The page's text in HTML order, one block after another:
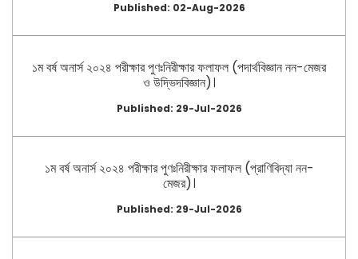
Published: 02-Aug-2026
১ম বর্ষ অনার্স ২০২৪ পরীক্ষার পুণঃনিরীক্ষার ফলাফল (পদার্থবিজ্ঞান নন-মেজর
ও উদ্ভিদবিজ্ঞান)।
Published: 29-Jul-2026
১ম বর্ষ অনার্স ২০২৪ পরীক্ষার পুণঃনিরীক্ষার ফলাফল (প্রাণিবিদ্যা নন-
মেজর)।
Published: 29-Jul-2026